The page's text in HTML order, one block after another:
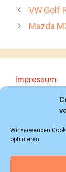
Wir verwenden
optimieren.
VW Golf
Mazda
Impressum